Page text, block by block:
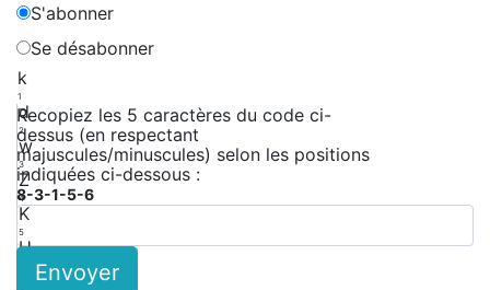
S'abonner
Se désabonner
k
1
d
2
w
3
Z
4
K
5
H
Recopiez les 5 caractères du code ci-
dessus (en respectant
majuscules/minuscules) selon les positions
indiquées ci-dessous :
8-3-1-5-6
Envoyer